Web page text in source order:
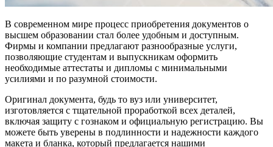
В современном мире процесс приобретения документов о
высшем образовании стал более удобным и доступным.
Фирмы и компании предлагают разнообразные услуги,
позволяющие студентам и выпускникам оформить
необходимые аттестаты и дипломы с минимальными
усилиями и по разумной стоимости.
Оригинал документа, будь то вуз или университет,
изготовляется с тщательной проработкой всех деталей,
включая защиту с гознаком и официальную регистрацию. Вы
можете быть уверены в подлинности и надежности каждого
макета и бланка, который предлагается нашими